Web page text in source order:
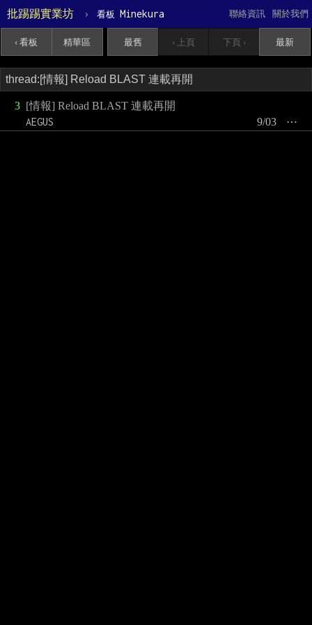
批踢踢實業坊 › 看板 Minekura 關於我們
聯絡資訊
‹ 看板 精華區 最舊 ‹ 上頁 下頁 › 最新
3 [情報] Reload BLAST 連載再開
AEGUS
⋯
9/03